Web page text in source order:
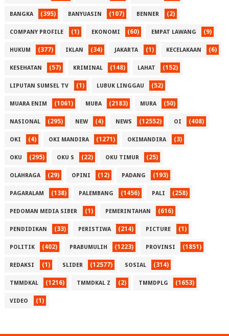
BANGKA (395) BANYUASIN (107) BENNER (2)
COMPANY PROFILE (1) EKONOMI (60) EMPAT LAWANG (9)
HUKUM (377) IKLAN (34) JAKARTA (1) KECELAKAAN (6)
KESEHATAN (57) KRIMINAL (148) LAHAT (152)
LIPUTAN SUMSEL TV (1) LUBUK LINGGAU (52)
MUARA ENIM (1061) MUBA (2183) MURA (50)
NASIONAL (295) NEW (4) NEWS (12552) OI (408)
OKI (4) OKI MANDIRA (1271) OKIMANDIRA (3)
OKU (295) OKU S (22) OKU TIMUR (25)
OLAHRAGA (29) OPINI (12) PADANG (193)
PAGARALAM (138) PALEMBANG (1456) PALI (258)
PEDOMAN MEDIA SIBER (1) PEMERINTAHAN (616)
PENDIDIKAN (33) PERISTIWA (214) PICTURE (1)
POLITIK (402) PRABUMULIH (1223) PROVINSI (1851)
REDAKSI (1) SLIDER (12577) SOSIAL (314)
TMMDKAL (1216) TMMDKAL Z (2) TMMDPLG (1653)
VIDEO (1)